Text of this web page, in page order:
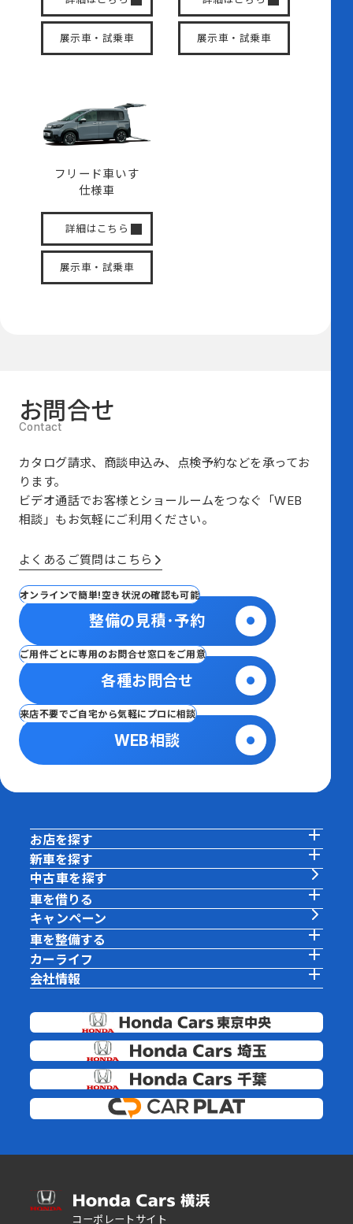
展示車・試乗車 展示車・試乗車
フリード車いす
仕様車
詳細はこちら
展示車・試乗車
お問合せ
カタログ請求、商談申込み、点検予約などを承ってお
ります。
ビデオ通話でお客様とショールームをつなぐ
「WEB
相談」も お気軽にご利用ください。
よくあるご質問はこちら
オンラインで簡単!空き状況の確認も可能
整備の見積･予約
ご用件ごとに専用のお問合せ窓口をご用意
各種お問合せ
来店不要でご自宅から気軽にプロに相談
WEB相談
お店を探す
新車を探す
中古車を探す
車を借りる
キャンペーン
車を整備する
カーライフ
会社情報
コーポレートサイト